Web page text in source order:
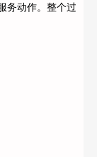
务动作。整个过